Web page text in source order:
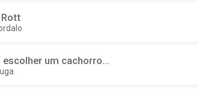
escolher um cachorro...